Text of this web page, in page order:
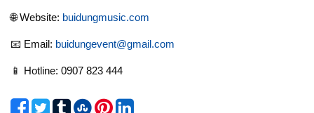
🌐 Website: buidungmusic.com
📧 Email: buidungevent@gmail.com
📱 Hotline: 0907 823 444